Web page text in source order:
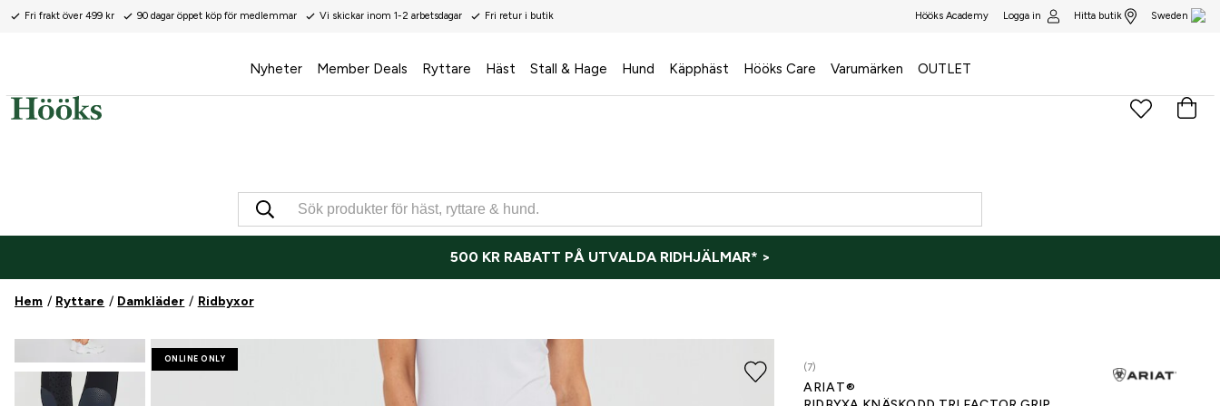
Fri frakt över 499 kr 90 dagar öppet köp för medlemmar Vi skickar inom 1-2 arbetsdagar Fri retur i butik Hööks Academy Logga in Hitta butik Sweden
Nyheter Member Deals Ryttare Häst Stall & Hage Hund Käpphäst Hööks Care Varumärken OUTLET
500 KR RABATT PÅ UTVALDA RIDHJÄLMAR* >
Hem Ryttare Damkläder Ridbyxor
ONLINE ONLY
(7)
ARIAT®